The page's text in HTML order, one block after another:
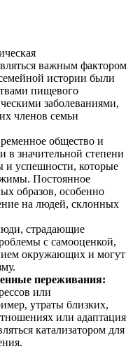
важным фактором
истории были
пищевого
заболеваниями,
членов семьи
общество и
в значительной степени
и успешности, которые
Постоянное
образов, особенно
на людей, склонных
страдающие
с самооценкой,
окружающих и могут
переживания:
или
утраты близких,
или адаптация
катализатором для